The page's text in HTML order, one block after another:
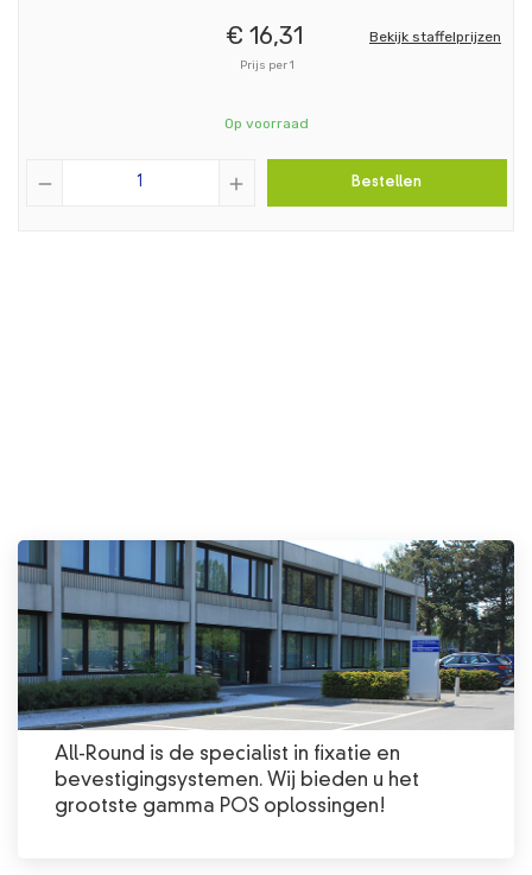
€ 16,31 Bekijk staffelprijzen
Prijs per 1
Op voorraad
remove add Bestellen
All-Round is de specialist in fixatie en
bevestigingsystemen. Wij bieden u het
grootste gamma POS oplossingen!